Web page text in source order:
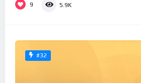
9 5.9K
#32